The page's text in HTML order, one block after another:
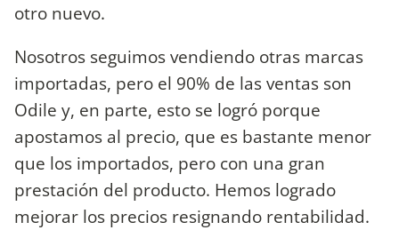
otro nuevo.
Nosotros seguimos vendiendo otras marcas
importadas, pero el 90% de las ventas son
Odile y, en parte, esto se logró porque
apostamos al precio, que es bastante menor
que los importados, pero con una gran
prestación del producto. Hemos logrado
mejorar los precios resignando rentabilidad.